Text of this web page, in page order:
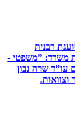
”משפטי -
שרה נבון